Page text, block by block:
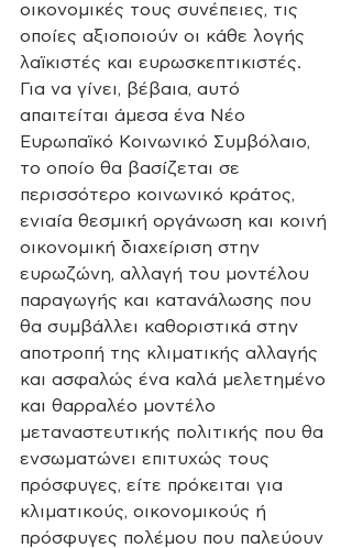
οικονομικές τους συνέπειες, τις
οποίες αξιοποιούν οι κάθε λογής
λαϊκιστές και ευρωσκεπτικιστές.
Για να γίνει, βέβαια, αυτό
απαιτείται άμεσα ένα Νέο
Ευρωπαϊκό Κοινωνικό Συμβόλαιο,
το οποίο θα βασίζεται σε
περισσότερο κοινωνικό κράτος,
ενιαία θεσμική οργάνωση και κοινή
οικονομική διαχείριση στην
ευρωζώνη, αλλαγή του μοντέλου
παραγωγής και κατανάλωσης που
θα συμβάλλει καθοριστικά στην
αποτροπή της κλιματικής αλλαγής
και ασφαλώς ένα καλά μελετημένο
και θαρραλέο μοντέλο
μεταναστευτικής πολιτικής που θα
ενσωματώνει επιτυχώς τους
πρόσφυγες, είτε πρόκειται για
κλιματικούς, οικονομικούς ή
πρόσφυγες πολέμου που παλεύουν